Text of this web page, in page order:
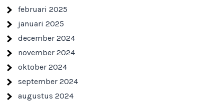
februari 2025
januari 2025
december 2024
november 2024
oktober 2024
september 2024
augustus 2024